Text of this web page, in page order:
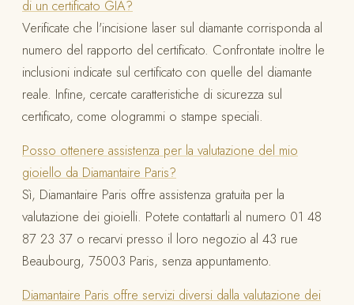
di un certificato GIA?
Verificate che l'incisione laser sul diamante corrisponda al
numero del rapporto del certificato. Confrontate inoltre le
inclusioni indicate sul certificato con quelle del diamante
reale. Infine, cercate caratteristiche di sicurezza sul
certificato, come ologrammi o stampe speciali.
Posso ottenere assistenza per la valutazione del mio
gioiello da Diamantaire Paris?
Sì, Diamantaire Paris offre assistenza gratuita per la
valutazione dei gioielli. Potete contattarli al numero 01 48
87 23 37 o recarvi presso il loro negozio al 43 rue
Beaubourg, 75003 Paris, senza appuntamento.
Diamantaire Paris offre servizi diversi dalla valutazione dei